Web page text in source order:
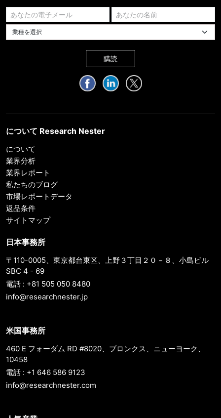
業種を選択してください
購読
について Research Nester
について
業界分析
業界レポート
私たちのブログ
市場レポートデータ
返品条件
サイトマップ
日本事務所
〒110-0005、東京都台東区、上野３丁目２０－８、小島ビル
SBC 4 - 69
電話 : +81 505 050 8480
info@researchnester.jp
米国事務所
460 E フォーダム RD #8020、ブロンクス、ニューヨーク、
10458
電話 : +1 646 586 9123
info@researchnester.com